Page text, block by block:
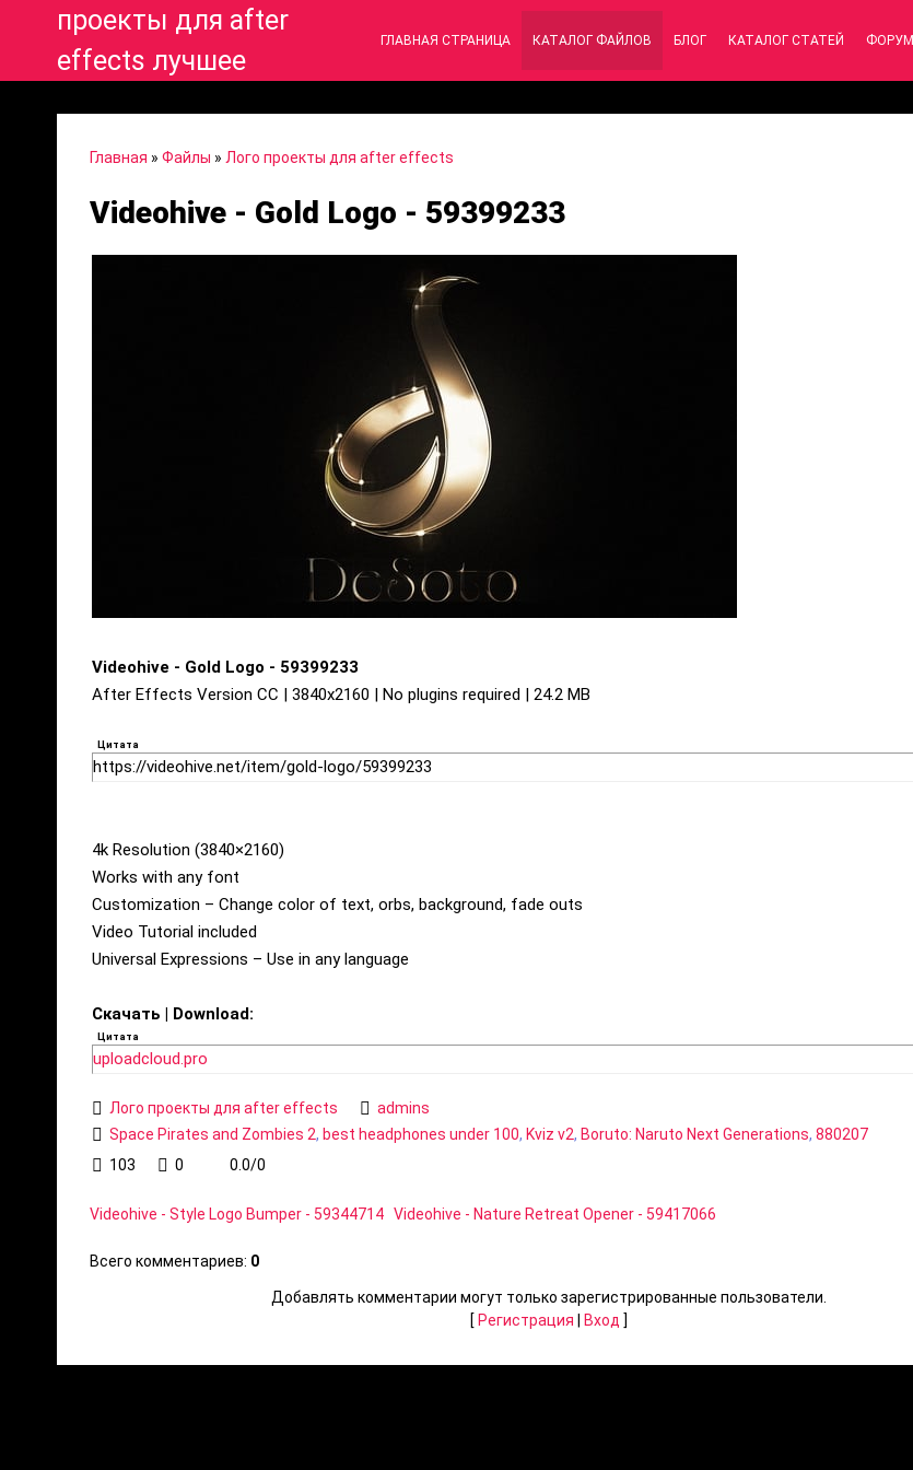
проекты для after
effects лучшее
ГЛАВНАЯ СТРАНИЦА КАТАЛОГ ФАЙЛОВ БЛОГ КАТАЛОГ СТАТЕЙ ФОРУМ
Главная » Файлы » Лого проекты для after effects
Videohive - Gold Logo - 59399233
Videohive - Gold Logo - 59399233
After Effects Version CC | 3840x2160 | No plugins required | 24.2 MB
Цитата
https://videohive.net/item/gold-logo/59399233
4k Resolution (3840×2160)
Works with any font
Customization – Change color of text, orbs, background, fade outs
Video Tutorial included
Universal Expressions – Use in any language
Скачать | Download:
Цитата
uploadcloud.pro
Лого проекты для after effects
admins
Space Pirates and Zombies 2, best headphones under 100, Kviz v2, Boruto: Naruto Next Generations, 880207
103
0 0.0/0
Videohive - Style Logo Bumper - 59344714 Videohive - Nature Retreat Opener - 59417066
Всего комментариев: 0
Добавлять комментарии могут только зарегистрированные пользователи.
[ Регистрация Вход ]